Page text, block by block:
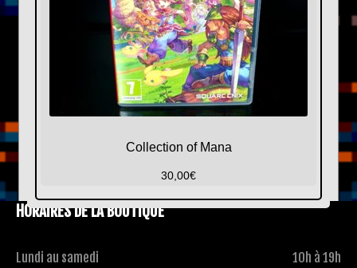
Collection of Mana
30,00€
HORAIRES DE LA BOUTIQUE
Lundi au samedi 10h à 19h